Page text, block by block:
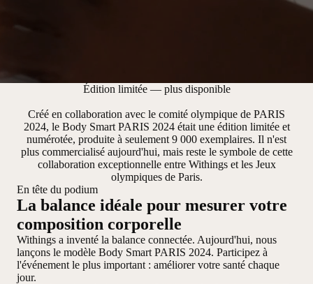
Édition limitée — plus disponible
Créé en collaboration avec le comité olympique de PARIS
2024, le Body Smart PARIS 2024 était une édition limitée et
numérotée, produite à seulement 9 000 exemplaires. Il n'est
plus commercialisé aujourd'hui, mais reste le symbole de cette
collaboration exceptionnelle entre Withings et les Jeux
olympiques de Paris.
En tête du podium
La balance idéale pour mesurer votre
composition corporelle
Withings a inventé la balance connectée. Aujourd'hui, nous
lançons le modèle Body Smart PARIS 2024. Participez à
l'événement le plus important : améliorer votre santé chaque
jour.